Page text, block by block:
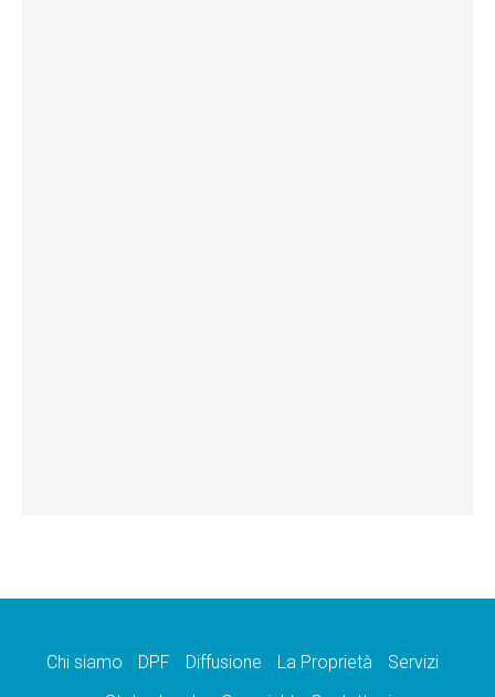
Chi siamo DPF Diffusione La Proprietà
Servizi